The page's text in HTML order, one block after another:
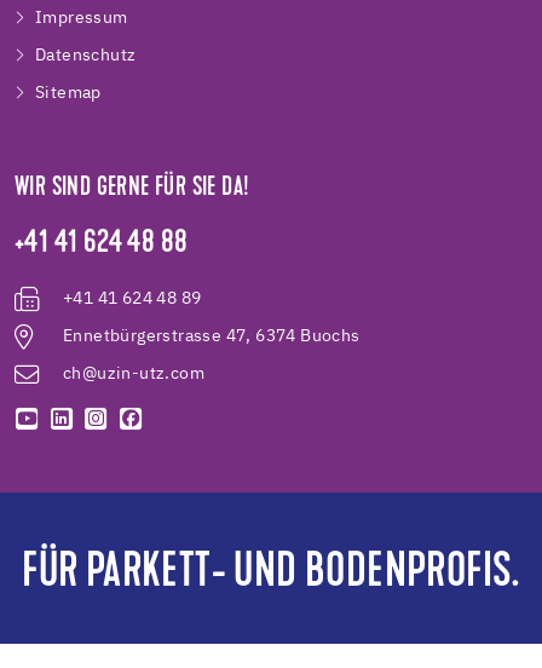
Impressum
Datenschutz
Sitemap
WIR SIND GERNE FÜR SIE DA!
+41 41 624 48 88
+41 41 624 48 89
Ennetbürgerstrasse 47, 6374 Buochs
ch@uzin-utz.com
FÜR PARKETT- UND BODENPROFIS.